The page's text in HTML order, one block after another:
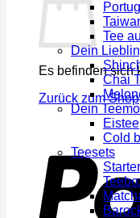
Es befinden sich
Zurück zum Shop
Tee
Dein
Chai
Dein
Eistee
Cold
Teesets